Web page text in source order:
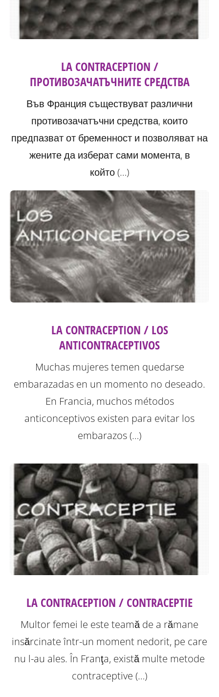
LA CONTRACEPTION /
ПРОТИВОЗАЧАТЪЧНИТЕ СРЕДСТВА
Във Франция съществуват различни
противозачатъчни средства, които
предпазват от бременност и позволяват на
жените да изберат сами момента, в
който (…)
LA CONTRACEPTION / LOS
ANTICONTRACEPTIVOS
Muchas mujeres temen quedarse
embarazadas en un momento no deseado.
En Francia, muchos métodos
anticonceptivos existen para evitar los
embarazos (…)
LA CONTRACEPTION / CONTRACEPTIE
Multor femei le este teamă de a rămane
insărcinate într-un moment nedorit, pe care
nu l-au ales. În Franţa, există multe metode
contraceptive (…)